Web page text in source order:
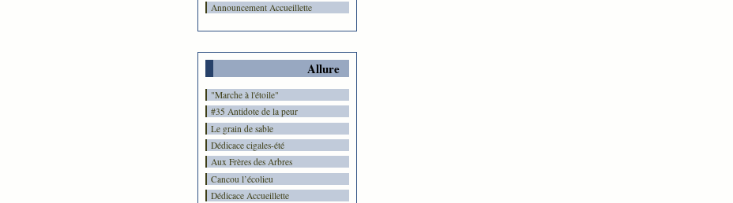
Announcement Accueillette
Allure
"Marche à l'étoile"
#35 Antidote de la peur
Le grain de sable
Dédicace cigales-été
Aux Frères des Arbres
Cancou l’écolieu
Dédicace Accueillette